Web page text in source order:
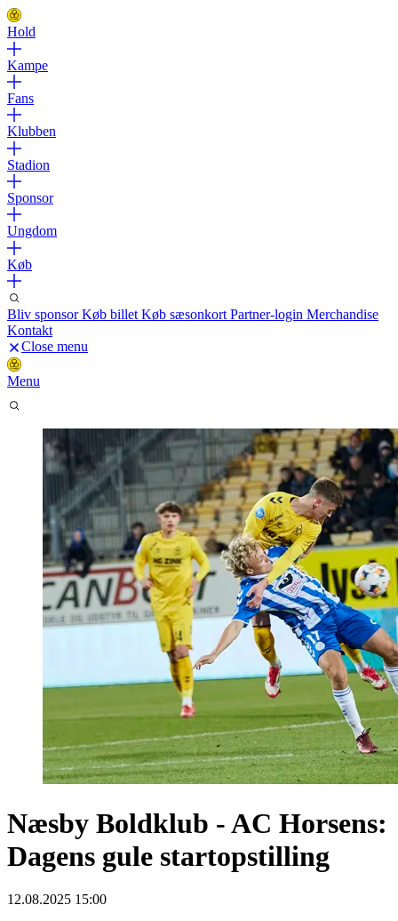
Hold
Kampe
Fans
Klubben
Stadion
Sponsor
Ungdom
Køb
Bliv sponsorKøb billet Køb sæsonkort Partner-login Merchandise
Kontakt
Close menu
Menu
Næsby Boldklub - AC Horsens:
Dagens gule startopstilling
12.08.2025 15:00